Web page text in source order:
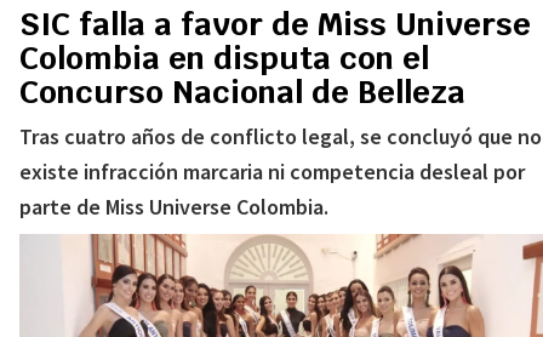
SIC falla a favor de Miss Universe
Colombia en disputa con el
Concurso Nacional de Belleza
Tras cuatro años de conflicto legal, se concluyó que no
existe infracción marcaria ni competencia desleal por
parte de Miss Universe Colombia.